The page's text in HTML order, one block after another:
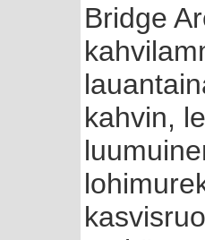
Bridge
kahvin,